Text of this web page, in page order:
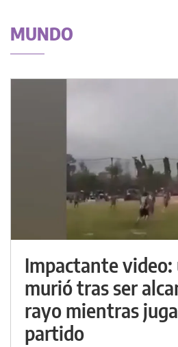
MUNDO
Impactante
murió tras ser
rayo mientras
partido